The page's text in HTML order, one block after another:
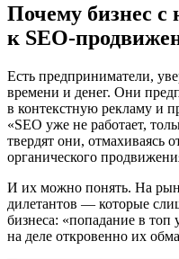
Почему бизнес с
к SEO-
Есть предприниматели,
времени и денег. Они
в контекстную рекламу и
«SEO уже не работает,
твердят они, отмахиваясь
органического
И их можно понять. На
дилетантов — которые
бизнеса: «попадание в топ
на деле откровенно их